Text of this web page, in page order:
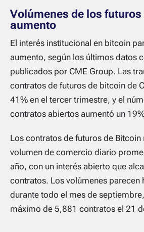
Volúmenes de los futuros
aumento
El interés institucional en bitcoin
aumento, según los últimos datos
publicados por CME Group. Las
contratos de futuros de bitcoin de
41% en el tercer trimestre, y el
contratos abiertos aumentó un
Los contratos de futuros de Bitcoin
volumen de comercio diario
año, con un interés abierto que
contratos. Los volúmenes parecen
durante todo el mes de
máximo de 5,881 contratos el 21